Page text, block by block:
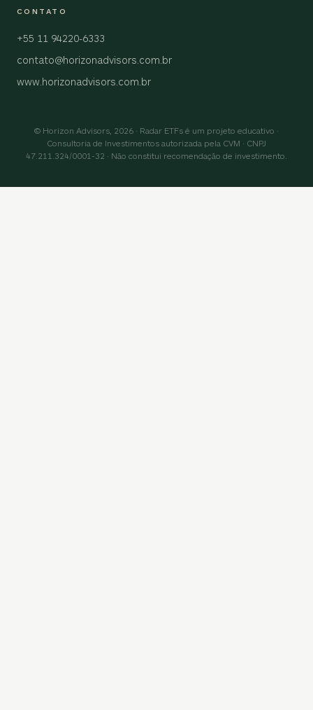
CONTATO
+55 11 94220-6333
contato@horizonadvisors.com.br
www.horizonadvisors.com.br
© Horizon Advisors, 2026 · Radar ETFs é um projeto educativo ·
Consultoria de Investimentos autorizada pela CVM · CNPJ
47.211.324/0001-32 · Não constitui recomendação de investimento.